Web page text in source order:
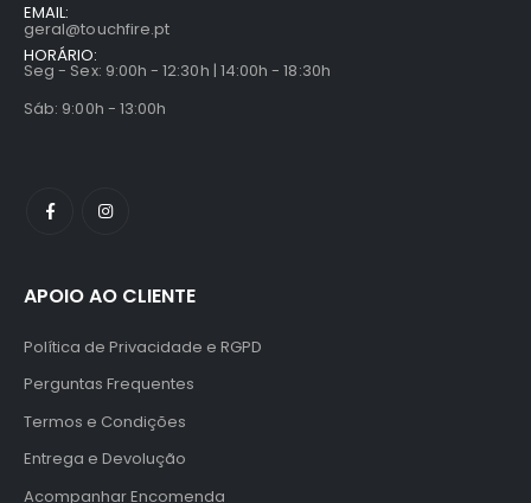
EMAIL:
geral@touchfire.pt
HORÁRIO:
Seg - Sex: 9:00h - 12:30h | 14:00h - 18:30h
Sáb: 9:00h - 13:00h
APOIO AO CLIENTE
Política de Privacidade e RGPD
Perguntas Frequentes
Termos e Condições
Entrega e Devolução
Acompanhar Encomenda